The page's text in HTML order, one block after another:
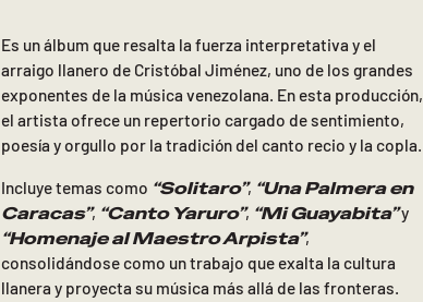
Es un álbum que resalta la fuerza interpretativa y el
arraigo llanero de Cristóbal Jiménez, uno de los grandes
exponentes de la música venezolana. En esta producción,
el artista ofrece un repertorio cargado de sentimiento,
poesía y orgullo por la tradición del canto recio y la copla.
Incluye temas como “Solitaro”, “Una Palmera en
Caracas”, “Canto Yaruro”, “Mi Guayabita”y
“Homenaje al Maestro Arpista”,
consolidándose como un trabajo que exalta la cultura
llanera y proyecta su música más allá de las fronteras.